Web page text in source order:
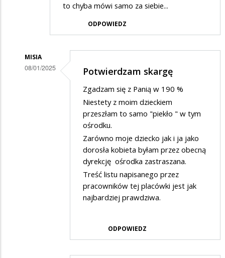
to chyba mówi samo za siebie...
ODPOWIEDZ
MISIA
08/01/2025 Potwierdzam skargę
Zgadzam się z Panią w 190 %
Niestety z moim dzieckiem
przeszłam to samo "piekło " w tym
ośrodku.
Zarówno moje dziecko jak i ja jako
dorosła kobieta byłam przez obecną
dyrekcję ośrodka zastraszana.
Treść listu napisanego przez
pracowników tej placówki jest jak
najbardziej prawdziwa.
ODPOWIEDZ